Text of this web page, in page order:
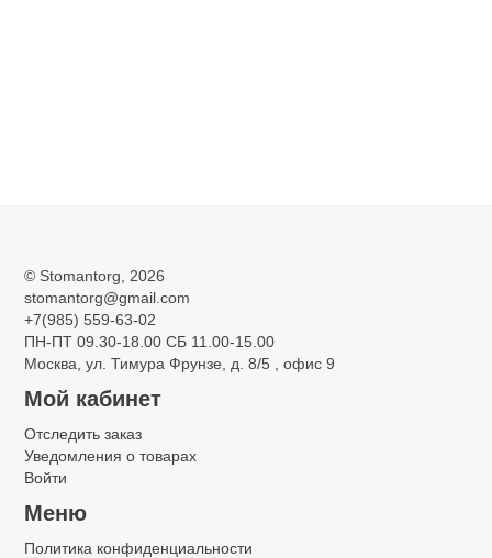
© Stomantorg , 2026
stomantorg@gmail.com
+7(985) 559-63-02
ПН-ПТ 09.30-18.00 СБ 11.00-15.00
Москва, ул. Тимура Фрунзе, д. 8/5 , офис 9
Мой кабинет
Отследить заказ
Уведомления о товарах
Войти
Меню
Политика конфиденциальности